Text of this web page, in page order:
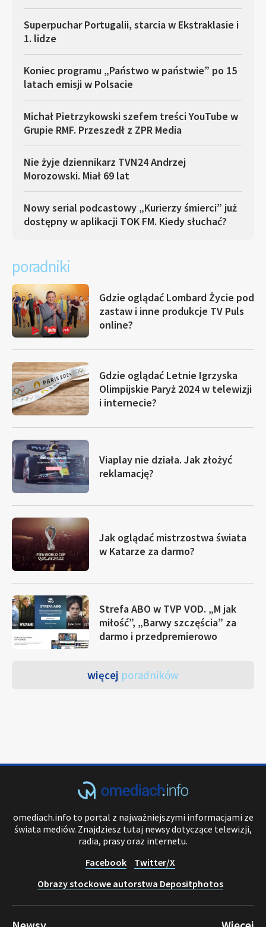
Superpuchar Portugalii, starcia w Ekstraklasie i
1. lidze
Koniec programu „Państwo w państwie” po 15
latach emisji w Polsacie
Michał Pietrzykowski szefem treści YouTube w
Grupie RMF. Przeszedł z ZPR Media
Nie żyje dziennikarz TVN24 Andrzej
Morozowski. Miał 69 lat
Nowy serial podcastowy „Kurierzy śmierci” już
dostępny w aplikacji TOK FM. Kiedy słuchać?
poradniki
Gdzie oglądać Lombard Życie pod
zastaw i inne produkcje TV Puls
online?
Gdzie oglądać Letnie Igrzyska
Olimpijskie Paryż 2024 w telewizji
i internecie?
Viaplay nie działa. Jak złożyć
reklamację?
Jak oglądać mistrzostwa świata
w Katarze za darmo?
Strefa ABO w TVP VOD. „M jak
miłość”, „Barwy szczęścia” za
darmo i przedpremierowo
więcej poradników
omediach.info to portal z najważniejszymi informacjami ze
świata mediów. Znajdziesz tutaj newsy dotyczące telewizji,
radia, prasy oraz internetu.
Facebook
Twitter/X
Obrazy stockowe autorstwa Depositphotos